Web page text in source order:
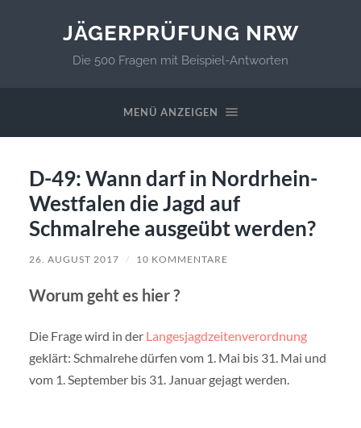
JÄGERPRÜFUNG NRW
Die 500 Fragen mit Beispiel-Antworten
MENÜ ANZEIGEN
D-49: Wann darf in Nordrhein-
Westfalen die Jagd auf
Schmalrehe ausgeübt werden?
26. AUGUST 2017 / 10 KOMMENTARE
Worum geht es hier ?
Die Frage wird in der Langesjagdzeitenverordnung
geklärt: Schmalrehe dürfen vom 1. Mai bis 31. Mai und
vom 1. September bis 31. Januar gejagt werden.